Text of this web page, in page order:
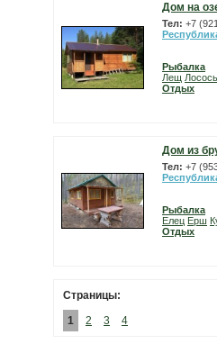
Дом на
Тел: +7
Рыбалка
Лещ Лосось
Отдых
Дом из
Тел: +7
Рыбалка
Елец Ерш
Отдых
Страницы:
1
2 3 4